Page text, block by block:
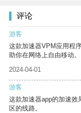
评论
游客
这款加速器VPM应用程
助你在网络上自由移动。
2024-04-01
游客
这款加速器app的加速效
区的线路。